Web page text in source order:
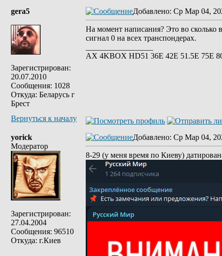
gera5
Зарегистрирован:
20.07.2010
Сообщения: 1028
Откуда: Беларусь г
Брест
Добавлено: Ср Мар 04,
На момент написания? Это во сколько
сигнал 0 на всех транспондерах.
АХ 4KBOX HD51 36E 42Е 51.5Е 75Е
Вернуться к началу
yorick
Модератор
Зарегистрирован:
27.04.2004
Сообщения: 96510
Откуда: г.Киев
Добавлено: Ср Мар 04,
8-29 (у меня время по Киеву)